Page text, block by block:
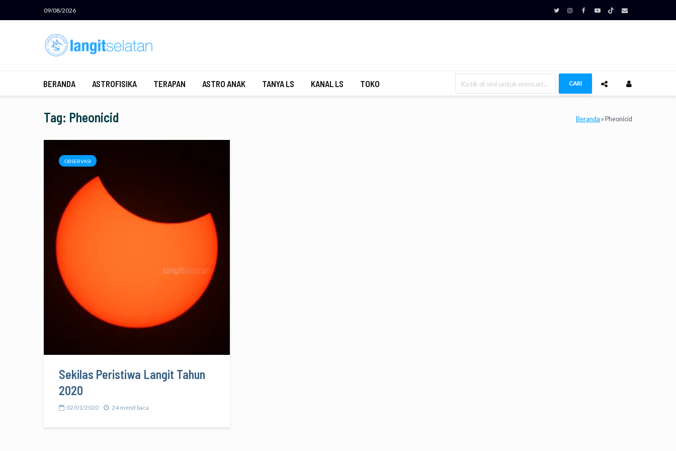
09/08/2026
BERANDA ASTROFISIKA TERAPAN ASTRO ANAK TANYA LS KANAL LS TOKO CARI
Tag: Pheonicid Beranda » Pheonicid
OBSERVASI
Sekilas Peristiwa Langit Tahun
2020
02/01/2020 24 menit baca